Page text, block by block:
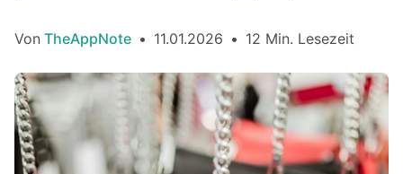
Von TheAppNote • 11.01.2026 • 12 Min. Lesezeit